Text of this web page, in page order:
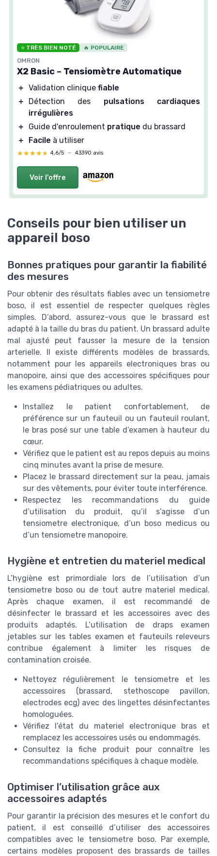
⭐ TRÈS BIEN NOTÉ 🔥 POPULAIRE
OMRON
X2 Basic – Tensiomètre Automatique
＋ Validation clinique fiable
＋
Détection des pulsations cardiaques
irrégulières
＋
Guide d'enroulement pratique du brassard
＋
Facile à utiliser
★★★★★
★★★★★ 4,6/5 — 43390 avis
Voir l'offre
Conseils pour bien utiliser un
appareil boso
Bonnes pratiques pour garantir la fiabilité
des mesures
Pour obtenir des résultats fiables avec un tensiometre
boso, il est essentiel de respecter quelques règles
simples. D’abord, assurez-vous que le brassard est
adapté à la taille du bras du patient. Un brassard adulte
mal ajusté peut fausser la mesure de la tension
arterielle. Il existe différents modèles de brassards,
notamment pour les appareils electroniques bras ou
manopoire, ainsi que des accessoires spécifiques pour
les examens pédiatriques ou adultes.
Installez le patient confortablement, de
préférence sur un fauteuil ou un fauteuil roulant,
le bras posé sur une table d’examen à hauteur du
cœur.
Vérifiez que le patient est au repos depuis au moins
cinq minutes avant la prise de mesure.
Placez le brassard directement sur la peau, jamais
sur des vêtements, pour éviter toute interférence.
Respectez les recommandations du guide
d’utilisation du produit, qu’il s’agisse d’un
tensiometre electronique, d’un boso medicus ou
d’un tensiometre manopoire.
Hygiène et entretien du materiel medical
L’hygiène est primordiale lors de l’utilisation d’un
tensiometre boso ou de tout autre materiel medical.
Après chaque examen, il est recommandé de
désinfecter le brassard et les accessoires avec des
produits adaptés. L’utilisation de draps examen
jetables sur les tables examen et fauteuils releveurs
contribue également à limiter les risques de
contamination croisée.
Nettoyez régulièrement le tensiometre et les
accessoires (brassard, stethoscope pavillon,
electrodes ecg) avec des lingettes désinfectantes
homologuées.
Vérifiez l’état du materiel electronique bras et
remplacez les accessoires usés ou endommagés.
Consultez la fiche produit pour connaître les
recommandations spécifiques à chaque modèle.
Optimiser l’utilisation grâce aux
accessoires adaptés
Pour garantir la précision des mesures et le confort du
patient, il est conseillé d’utiliser des accessoires
compatibles avec le tensiometre boso. Par exemple,
certains modèles proposent des brassards de tailles